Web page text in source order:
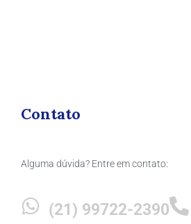
Contato
Alguma dúvida? Entre em contato:
(21) 99722-2390